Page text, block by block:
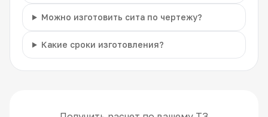
Можно изготовить сита по чертежу?
Какие сроки изготовления?